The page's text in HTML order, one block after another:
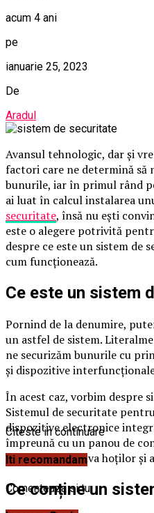
acum 4 ani
pe
ianuarie 25, 2023
De
Aradul
Avansul tehnologic, dar și
factori care ne determină să
bunurile, iar în primul rând
ai luat în calcul instalarea
securitate, însă nu ești
este o alegere potrivită
despre ce este un sistem de
cum funcționează.
Ce este un sistem
Pornind de la denumire,
un astfel de sistem.
ne securizăm bunurile cu
și dispozitive
În acest caz, vorbim despre
Sistemul de securitate
dispozitive electronice
împreună cu un panou de
locuința împotriva hoților și
Ce conține un
Citeste in continuare
Iti recomandam
Comenteaza si tu